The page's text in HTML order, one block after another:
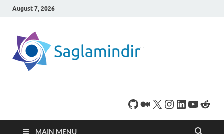
August 7, 2026
indirebileceğiniz sade
bir indirme sitesidir.
MAIN MENU